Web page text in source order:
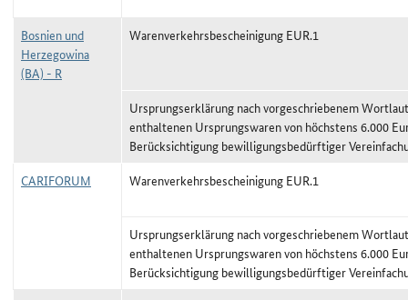
Bosnien und
Herzegowina
(BA) - R
Warenverkehrsbescheinigung EUR.1
Ursprungserklärung nach vorgeschriebenem
enthaltenen Ursprungswaren von höchstens 6.000
Berücksichtigung bewilligungsbedürftiger
CARIFORUM
Warenverkehrsbescheinigung EUR.1
Ursprungserklärung nach vorgeschriebenem
enthaltenen Ursprungswaren von höchstens 6.000
Berücksichtigung bewilligungsbedürftiger